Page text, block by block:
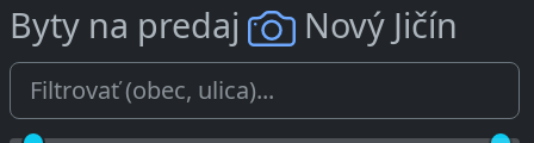
Byty na predaj Nový Jičín